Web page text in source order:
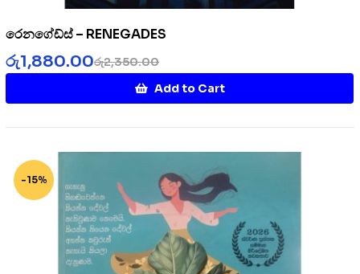
රෙනගේඩ්ස් – RENEGADES
රු2,350.00
රු1,880.00
Add to Cart
-15%